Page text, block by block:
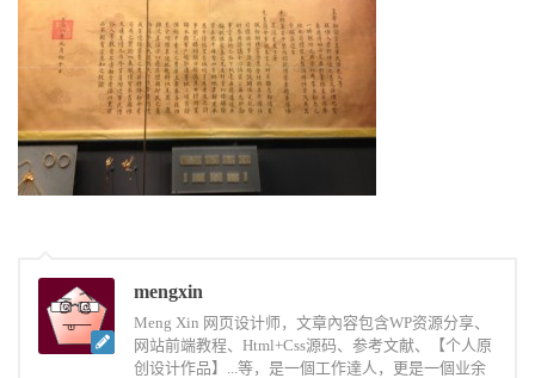
mengxin
Meng Xin 网页设计师，文章內容包含WP资源分享、
网站前端教程、Html+Css源码、参考文献、【个人原
创设计作品】...等，是一個工作達人，更是一個业余